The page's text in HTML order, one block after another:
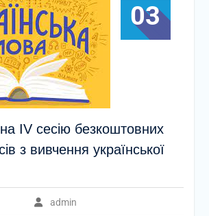
03
ІV сесію безкоштовних
з вивчення української
admin